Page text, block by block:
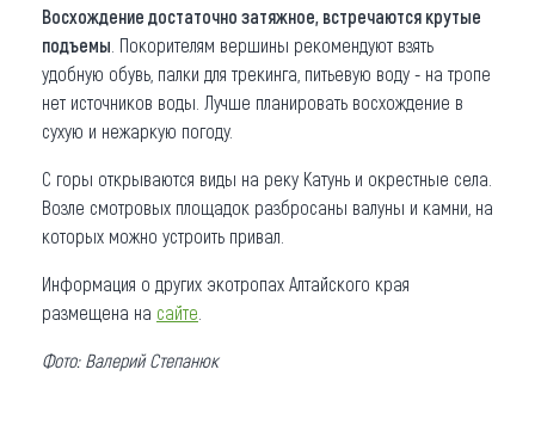
Восхождение достаточно затяжное, встречаются крутые
подъемы . Покорителям вершины рекомендуют взять
удобную обувь, палки для трекинга, питьевую воду - на тропе
нет источников воды. Лучше планировать восхождение в
сухую и нежаркую погоду.
С горы открываются виды на реку Катунь и окрестные села.
Возле смотровых площадок разбросаны валуны и камни, на
которых можно устроить привал.
Информация о других экотропах Алтайского края
размещена на сайте
Фото: Валерий Степанюк